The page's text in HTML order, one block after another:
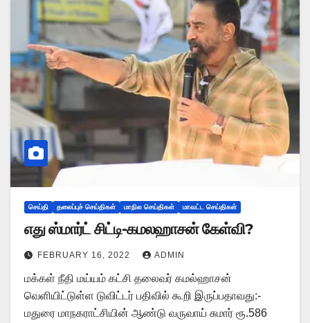
செய்தி தலைப்புச் செய்திகள் மாநில செய்திகள் மாவட்ட செய்திகள்
எது ஸ்மார்ட் சிட்டி-கமலஹாசன் கேள்வி?
FEBRUARY 16, 2022 ADMIN
மக்கள் நீதி மய்யம் கட்சி தலைவர் கமல்ஹாசன்
வெளியிட்டுள்ள டுவிட்டர் பதிவில் கூறி இருப்பதாவது:-
மதுரை மாநகராட்சியின் ஆண்டு வருவாய் சுமார் ரூ.586